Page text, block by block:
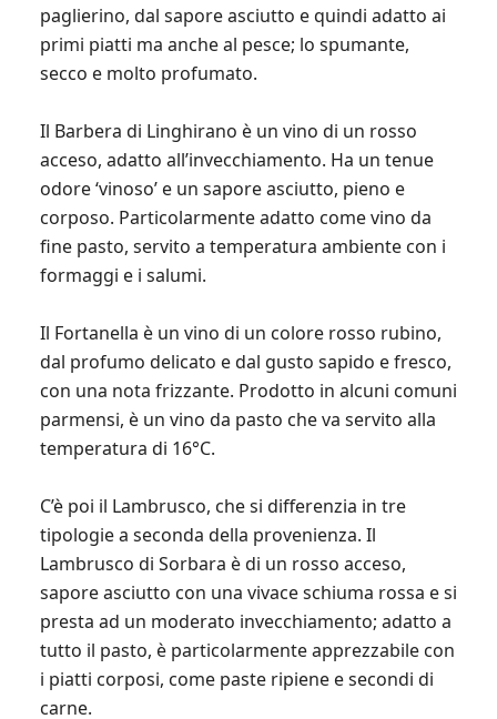
paglierino, dal sapore asciutto e quindi adatto ai
primi piatti ma anche al pesce; lo spumante,
secco e molto profumato.
Il Barbera di Linghirano è un vino di un rosso
acceso, adatto all’invecchiamento. Ha un tenue
odore ‘vinoso’ e un sapore asciutto, pieno e
corposo. Particolarmente adatto come vino da
fine pasto, servito a temperatura ambiente con i
formaggi e i salumi.
Il Fortanella è un vino di un colore rosso rubino,
dal profumo delicato e dal gusto sapido e fresco,
con una nota frizzante. Prodotto in alcuni comuni
parmensi, è un vino da pasto che va servito alla
temperatura di 16°C.
C’è poi il Lambrusco, che si differenzia in tre
tipologie a seconda della provenienza. Il
Lambrusco di Sorbara è di un rosso acceso,
sapore asciutto con una vivace schiuma rossa e si
presta ad un moderato invecchiamento; adatto a
tutto il pasto, è particolarmente apprezzabile con
i piatti corposi, come paste ripiene e secondi di
carne.